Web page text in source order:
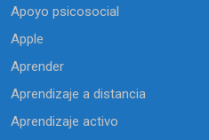
Apoyo psicosocial
Apple
Aprender
Aprendizaje a distancia
Aprendizaje activo